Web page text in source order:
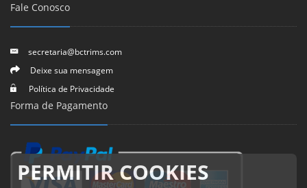
Fale Conosco
secretaria@bctrims.com
Deixe sua mensagem
Política de Privacidade
Forma de Pagamento
PERMITIR COOKIES